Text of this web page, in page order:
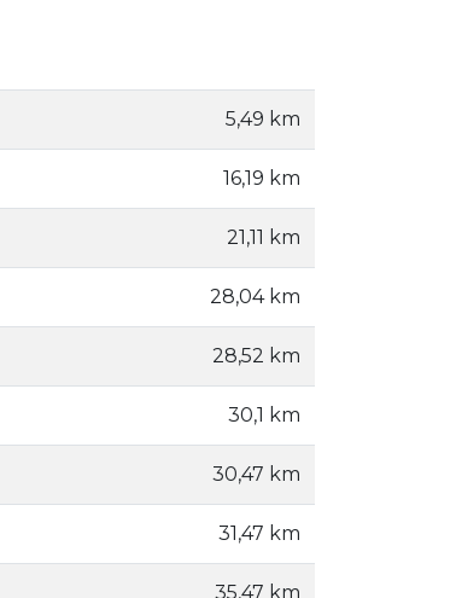
5,49 km
16,19 km
21,11 km
28,04 km
28,52 km
30,1 km
30,47 km
31,47 km
35,47 km